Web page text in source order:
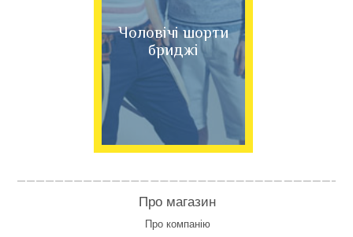
Чоловічі шорти
бриджі
Про магазин
Про компанію